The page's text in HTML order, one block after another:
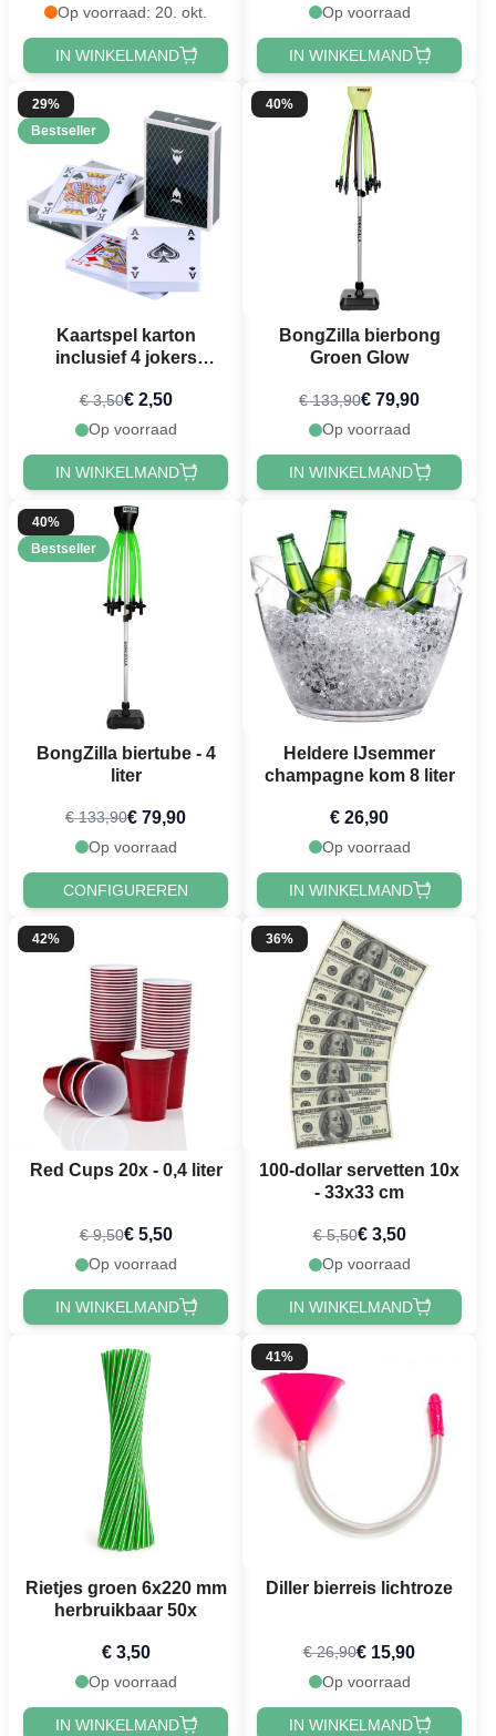
Op voorraad: 20. okt.
IN WINKELMAND
Op voorraad
IN WINKELMAND
29%
Bestseller
Kaartspel karton
inclusief 4 jokers
speelkaarten
€ 3,50€ 2,50
Op voorraad
IN WINKELMAND
40%
BongZilla bierbong
Groen Glow
€ 133,90€ 79,90
Op voorraad
IN WINKELMAND
40%
Bestseller
BongZilla biertube - 4
liter
€ 133,90€ 79,90
Op voorraad
CONFIGUREREN
Heldere IJsemmer
champagne kom 8 liter
€ 26,90
Op voorraad
IN WINKELMAND
42%
Red Cups 20x - 0,4 liter
€ 9,50€ 5,50
Op voorraad
IN WINKELMAND
36%
100-dollar servetten 10x
- 33x33 cm
€ 5,50€ 3,50
Op voorraad
IN WINKELMAND
Rietjes groen 6x220 mm
herbruikbaar 50x
€ 3,50
Op voorraad
IN WINKELMAND
41%
Diller bierreis lichtroze
€ 26,90€ 15,90
Op voorraad
IN WINKELMAND